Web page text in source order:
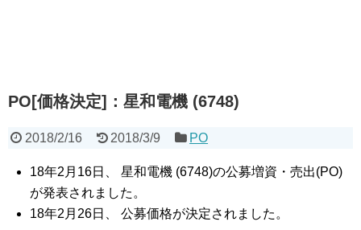
PO[価格決定]：星和電機 (6748)
2018/2/16 2018/3/9 PO
18年2月16日、 星和電機 (6748)の公募増資・売出(PO)
が発表されました。
18年2月26日、 公募価格が決定されました。